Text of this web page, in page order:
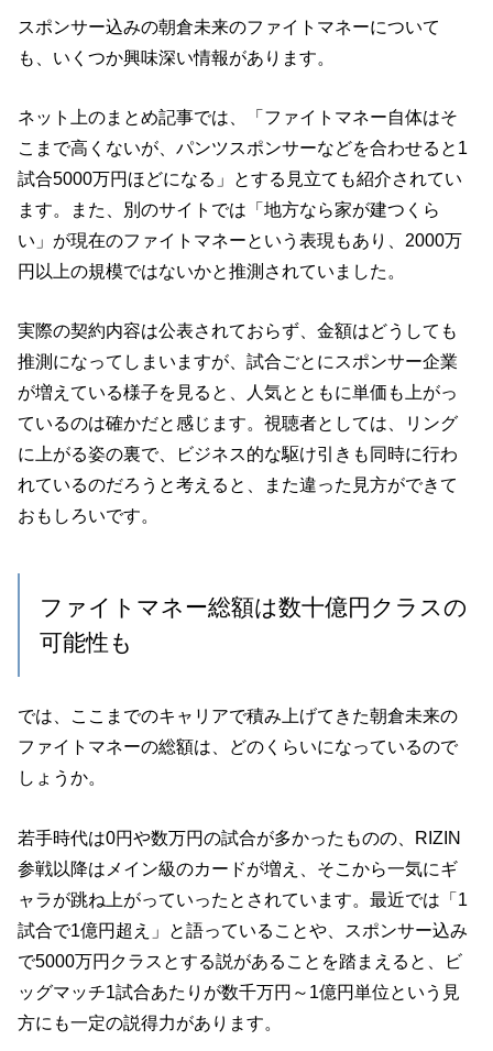
スポンサー込みの朝倉未来のファイトマネーについて
も、いくつか興味深い情報があります。
ネット上のまとめ記事では、「ファイトマネー自体はそ
こまで高くないが、パンツスポンサーなどを合わせると1
試合5000万円ほどになる」とする見立ても紹介されてい
ます。また、別のサイトでは「地方なら家が建つくら
い」が現在のファイトマネーという表現もあり、2000万
円以上の規模ではないかと推測されていました。
実際の契約内容は公表されておらず、金額はどうしても
推測になってしまいますが、試合ごとにスポンサー企業
が増えている様子を見ると、人気とともに単価も上がっ
ているのは確かだと感じます。視聴者としては、リング
に上がる姿の裏で、ビジネス的な駆け引きも同時に行わ
れているのだろうと考えると、また違った見方ができて
おもしろいです。
ファイトマネー総額は数十億円クラスの
可能性も
では、ここまでのキャリアで積み上げてきた朝倉未来の
ファイトマネーの総額は、どのくらいになっているので
しょうか。
若手時代は0円や数万円の試合が多かったものの、RIZIN
参戦以降はメイン級のカードが増え、そこから一気にギ
ャラが跳ね上がっていったとされています。最近では「1
試合で1億円超え」と語っていることや、スポンサー込み
で5000万円クラスとする説があることを踏まえると、ビ
ッグマッチ1試合あたりが数千万円～1億円単位という見
方にも一定の説得力があります。